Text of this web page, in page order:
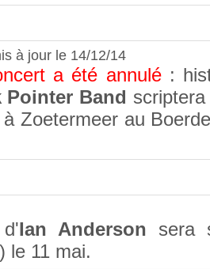
à jour le 14/12/14
a été annulé:
Pointer Band
Zoetermeer au
Ian Anderson sera
le 11 mai.